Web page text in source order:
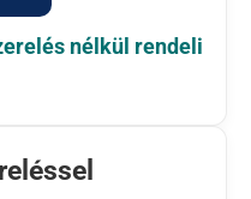
nélkül rendeli